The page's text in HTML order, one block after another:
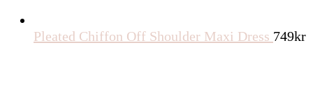
Pleated Chiffon Off Shoulder Maxi Dress 749kr